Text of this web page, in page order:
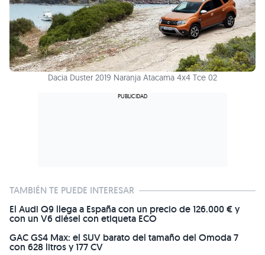
Dacia Duster 2019 Naranja Atacama 4x4 Tce 02
TAMBIÉN TE PUEDE INTERESAR
El Audi Q9 llega a España con un precio de 126.000 € y
con un V6 diésel con etiqueta ECO
GAC GS4 Max: el SUV barato del tamaño del Omoda 7
con 628 litros y 177 CV